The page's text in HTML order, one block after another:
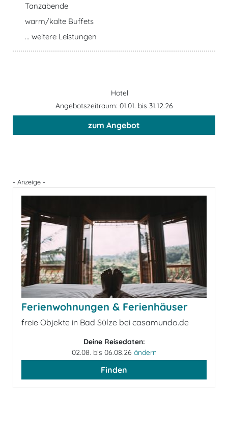
Tanzabende
warm/kalte Buffets
... weitere Leistungen
Hotel
Angebotszeitraum: 01.01. bis 31.12.26
zum Angebot
- Anzeige -
Ferienwohnungen & Ferienhäuser
freie Objekte in Bad Sülze bei casamundo.de
Deine Reisedaten:
02.08. bis 06.08.26 ändern
Finden